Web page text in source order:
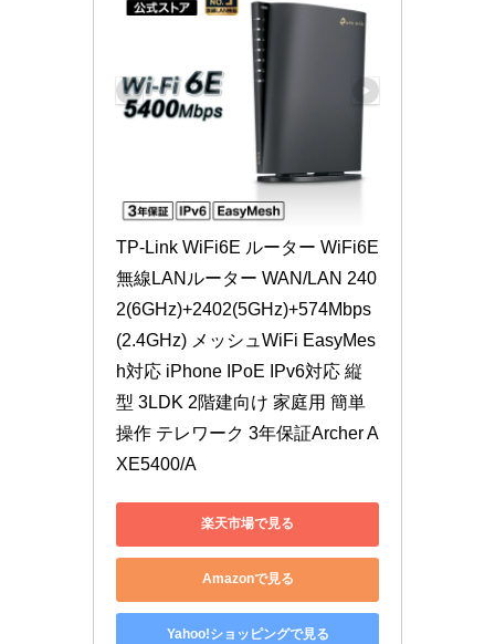
TP-Link WiFi6E ルーター WiFi6E
無線LANルーター WAN/LAN 240
2(6GHz)+2402(5GHz)+574Mbps
(2.4GHz) メッシュWiFi EasyMes
h対応 iPhone IPoE IPv6対応 縦
型 3LDK 2階建向け 家庭用 簡単
操作 テレワーク 3年保証Archer A
XE5400/A
楽天市場で見る
Amazonで見る
Yahoo!ショッピングで見る